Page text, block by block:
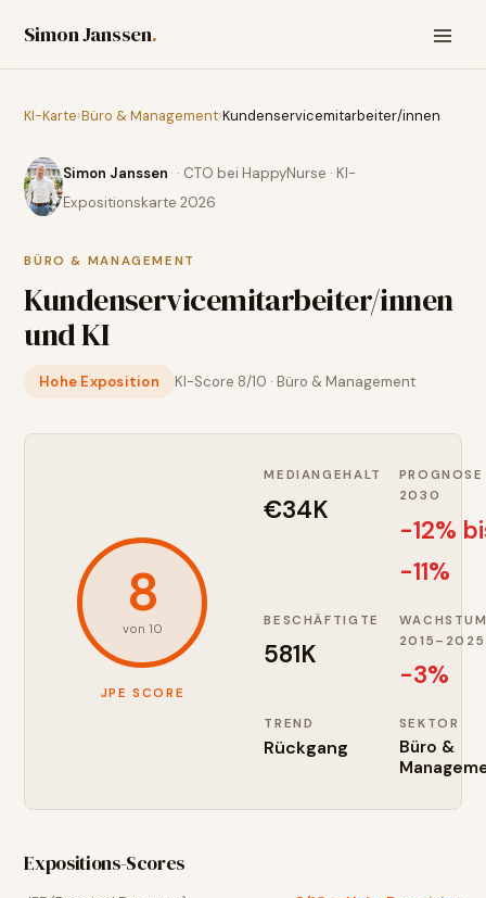
Simon Janssen.
KI-Karte›Büro & Management›Kundenservicemitarbeiter/innen
Simon Janssen · CTO bei HappyNurse · KI-
Expositionskarte 2026
BÜRO & MANAGEMENT
Kundenservicemitarbeiter/innen
und KI
Hohe Exposition KI-Score 8/10 · Büro & Management
8
von 10
JPE SCORE
MEDIANGEHALT
€34K
PROGNOSE
2030
-12%
-11%
BESCHÄFTIGTE
581K
2015–2025
-3%
TREND
Rückgang
SEKTOR
Büro &
Expositions-Scores